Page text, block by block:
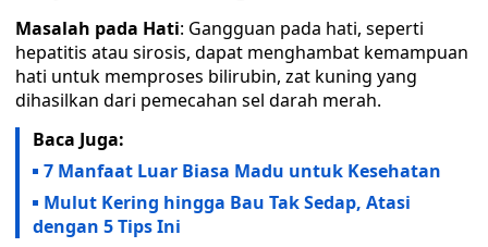
Masalah pada Hati: Gangguan pada hati, seperti
hepatitis atau sirosis, dapat menghambat kemampuan
hati untuk memproses bilirubin, zat kuning yang
dihasilkan dari pemecahan sel darah merah.
Baca Juga:
7 Manfaat Luar Biasa Madu untuk Kesehatan
Mulut Kering hingga Bau Tak Sedap, Atasi
dengan 5 Tips Ini